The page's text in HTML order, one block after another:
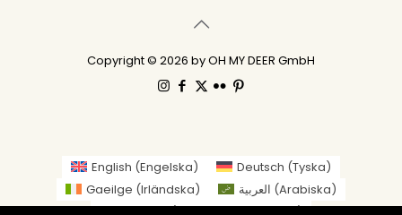
Copyright © 2026 by OH MY DEER GmbH
English (Engelska) Deutsch (Tyska)
Gaeilge (Irländska) العربية (Arabiska)